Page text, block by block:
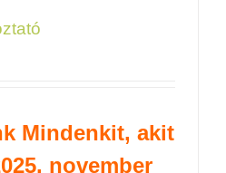
Mindenkit, akit
november